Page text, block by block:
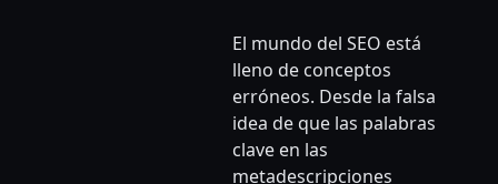
El mundo del SEO está
lleno de conceptos
erróneos. Desde la falsa
idea de que las palabras
clave en las
metadescripciones